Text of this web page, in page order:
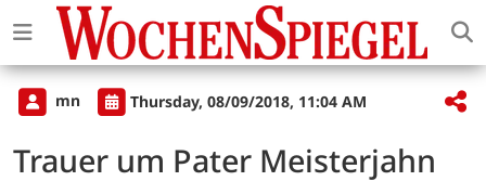
mn Thursday, 08/09/2018, 11:04 AM
Trauer um Pater Meisterjahn